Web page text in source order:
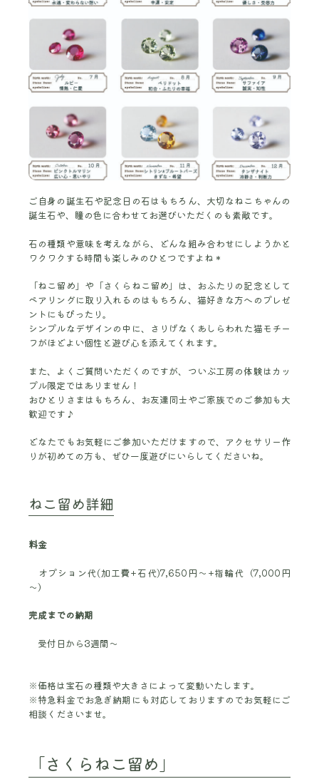
ご自身の誕生石や記念日の石はもちろん、大切なねこちゃんの
誕生石や、瞳の色に合わせてお選びいただくのも素敵です。
石の種類や意味を考えながら、どんな組み合わせにしようかと
ワクワクする時間も楽しみのひとつですよね＊
「ねこ留め」や「さくらねこ留め」は、おふたりの記念として
ペアリングに取り入れるのはもちろん、猫好きな方へのプレゼ
ントにもぴったり。
シンプルなデザインの中に、さりげなくあしらわれた猫モチー
フがほどよい個性と遊び心を添えてくれます。
また、よくご質問いただくのですが、ついぶ工房の体験はカッ
プル限定ではありません！
おひとりさまはもちろん、お友達同士やご家族でのご参加も大
歓迎です♪
どなたでもお気軽にご参加いただけますので、アクセサリー作
りが初めての方も、ぜひ一度遊びにいらしてくださいね。
ねこ留め詳細
料金
オプション代(加工費+石代)7,650円～+指輪代（7,000円
～）
完成までの納期
受付日から3週間～
※価格は宝石の種類や大きさによって変動いたします。
※特急料金でお急ぎ納期にも対応しておりますのでお気軽にご
相談くださいませ。
「さくらねこ留め」